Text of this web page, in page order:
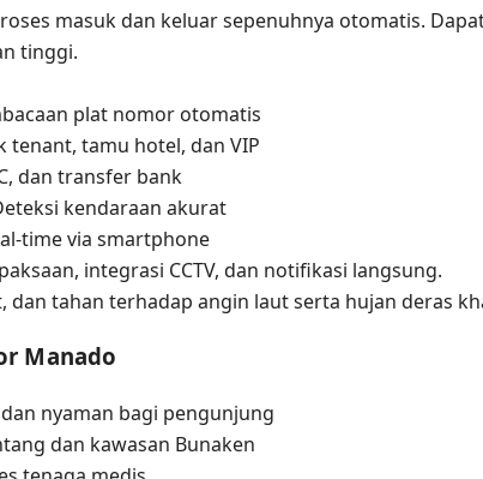
masuk dan keluar sepenuhnya otomatis.
tinggi.
plat nomor otomatis
tenant, tamu hotel, dan VIP
dan transfer bank
kendaraan akurat
time via smartphone
integrasi CCTV, dan notifikasi langsung.
dan tahan terhadap angin laut serta hujan deras
Manado
nyaman bagi pengunjung
dan kawasan Bunaken